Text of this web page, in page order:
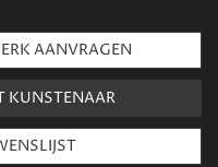
AANVRAGEN
KUNSTENAAR